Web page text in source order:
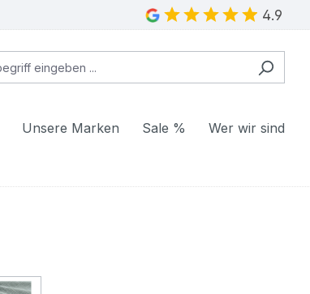
4.9
Unsere Marken Sale % Wer wir sind